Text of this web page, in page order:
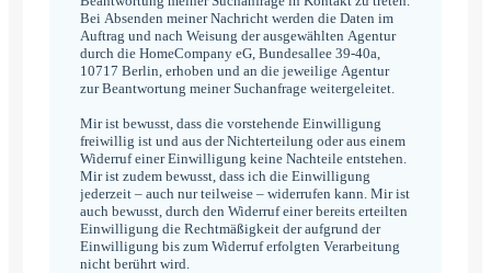
Bei Absenden meiner Nachricht werden die Daten im
Auftrag und nach Weisung der ausgewählten Agentur
durch die HomeCompany eG, Bundesallee 39-40a,
10717 Berlin, erhoben und an die jeweilige Agentur
zur Beantwortung meiner Suchanfrage weitergeleitet.
Mir ist bewusst, dass die vorstehende Einwilligung
freiwillig ist und aus der Nichterteilung oder aus einem
Widerruf einer Einwilligung keine Nachteile entstehen.
Mir ist zudem bewusst, dass ich die Einwilligung
jederzeit – auch nur teilweise – widerrufen kann. Mir ist
auch bewusst, durch den Widerruf einer bereits erteilten
Einwilligung die Rechtmäßigkeit der aufgrund der
Einwilligung bis zum Widerruf erfolgten Verarbeitung
nicht berührt wird.